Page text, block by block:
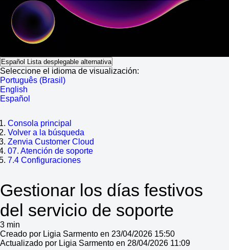
Español Lista desplegable alternativa
Seleccione el idioma de visualización:
Português (Brasil)
English
Español
Consola principal
Volver a la búsqueda
Zenvia Customer Cloud
07. Atención de soporte
7.4 Configuraciones
Gestionar los días festivos
del servicio de soporte
3 min
Creado por Ligia Sarmento en 23/04/2026 15:50
Actualizado por Ligia Sarmento en 28/04/2026 11:09